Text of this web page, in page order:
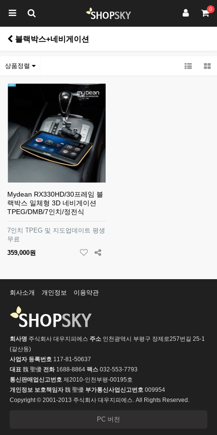
0
블랙박스+네비게이션
상품정렬
Mydean RX330HD/30프레임 블
랙박스 일체형 3D 네비게이션
TPEG/DMB/7인치/정전식
7인치 TPEG 및 지도업데이트 평생
무료
359,000원
회사소개 개인정보 이용약관
회사명 주식회사 대우지피에스 주소 인천광역시 부평구 장제로257번길 25-1
(갈산동)
사업자 등록번호 117-81-50637
대표 魏 聖優 전화1688-8864 팩스 032-553-7793
통신판매업신고번호 제2010-인천부평-00195호
개인정보 보호책임자魏 聖優 부가통신사업신고번호 009954
Copyright © 2001-2013 주식회사 대우지피에스. All Rights Reserved.
PC 버전